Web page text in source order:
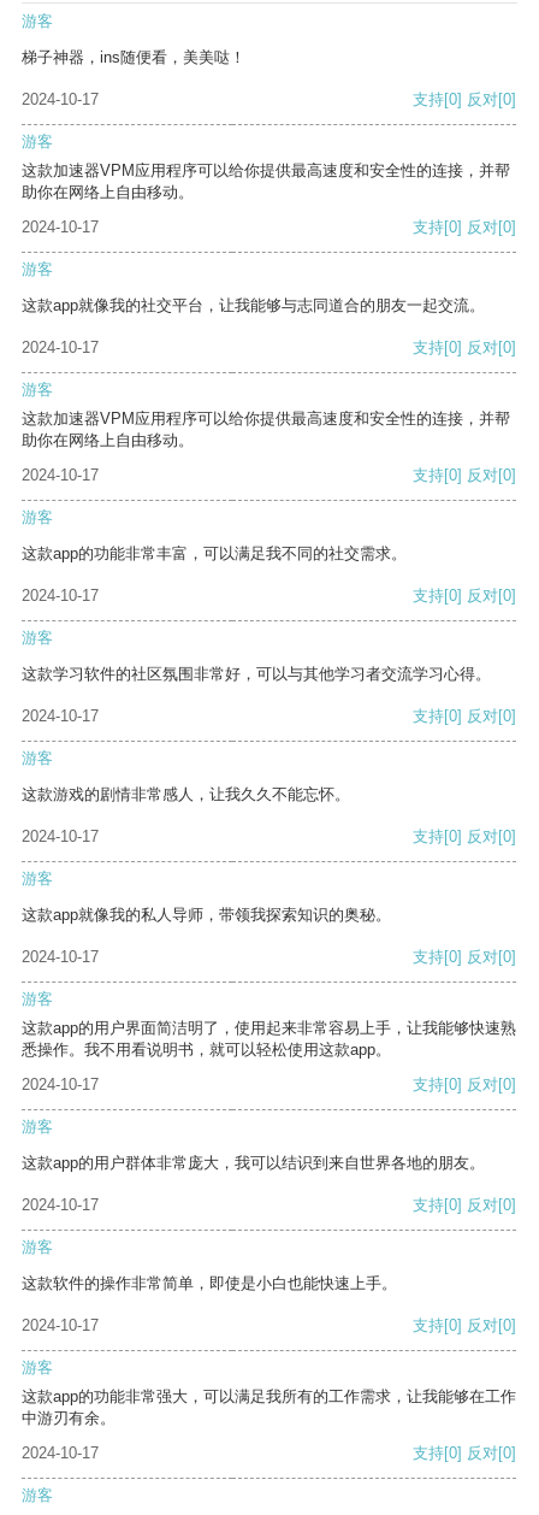
游客
梯子神器，ins随便看，美美哒！
2024-10-17 支持[0] 反对[0]
游客
这款加速器VPM应用程序可以给你提供最高速度和安全性的连接，并帮
助你在网络上自由移动。
2024-10-17
支持[0] 反对[0]
游客
这款app就像我的社交平台，让我能够与志同道合的朋友一起交流。
2024-10-17 支持[0] 反对[0]
游客
这款加速器VPM应用程序可以给你提供最高速度和安全性的连接，并帮
助你在网络上自由移动。
2024-10-17
支持[0] 反对[0]
游客
这款app的功能非常丰富，可以满足我不同的社交需求。
2024-10-17 支持[0] 反对[0]
游客
这款学习软件的社区氛围非常好，可以与其他学习者交流学习心得。
2024-10-17 支持[0] 反对[0]
游客
这款游戏的剧情非常感人，让我久久不能忘怀。
2024-10-17 支持[0] 反对[0]
游客
这款app就像我的私人导师，带领我探索知识的奥秘。
2024-10-17 支持[0] 反对[0]
游客
这款app的用户界面简洁明了，使用起来非常容易上手，让我能够快速熟
悉操作。我不用看说明书，就可以轻松使用这款app。
2024-10-17
支持[0] 反对[0]
游客
这款app的用户群体非常庞大，我可以结识到来自世界各地的朋友。
2024-10-17 支持[0] 反对[0]
游客
这款软件的操作非常简单，即使是小白也能快速上手。
2024-10-17 支持[0] 反对[0]
游客
这款app的功能非常强大，可以满足我所有的工作需求，让我能够在工作
中游刃有余。
2024-10-17
支持[0] 反对[0]
游客